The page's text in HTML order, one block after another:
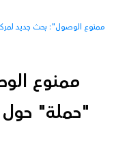
"ممنوع الوصول": بحث جديد
"حملة" حول